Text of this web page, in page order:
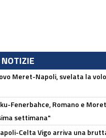
Meret-Napoli, svelata la
Fenerbahce, Romano e
settimana"
Celta Vigo arriva una